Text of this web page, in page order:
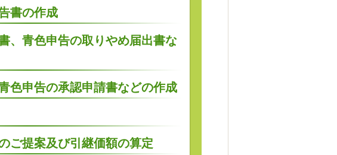
書の作成
、青色申告の取りやめ届出書な
色申告の承認申請書などの作成
ご提案及び引継価額の算定